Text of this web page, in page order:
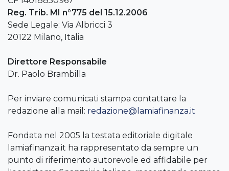
Reg. Trib. MI n°775 del 15.12.2006
Sede Legale: Via Albricci 3
20122 Milano, Italia
Direttore Responsabile
Dr. Paolo Brambilla
Per inviare comunicati stampa contattare la
redazione alla mail: redazione@lamiafinanza.it
Fondata nel 2005 la testata editoriale digitale
lamiafinanza.it ha rappresentato da sempre un
punto di riferimento autorevole ed affidabile per